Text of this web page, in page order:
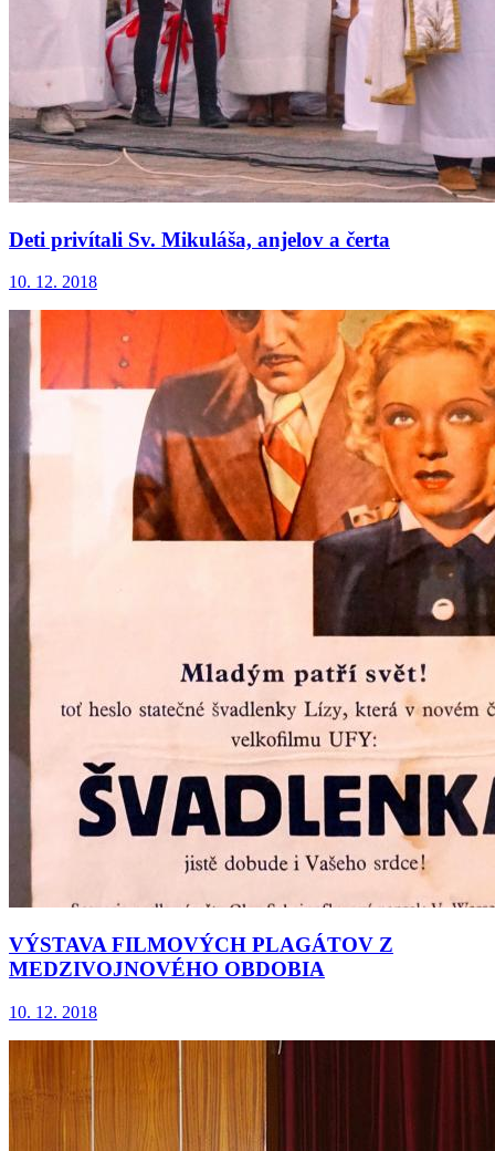
Deti privítali Sv. Mikuláša, anjelov a čerta
10. 12. 2018
VÝSTAVA FILMOVÝCH PLAGÁTOV Z
MEDZIVOJNOVÉHO OBDOBIA
10. 12. 2018